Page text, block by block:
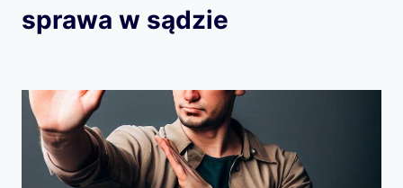
sprawa w sądzie